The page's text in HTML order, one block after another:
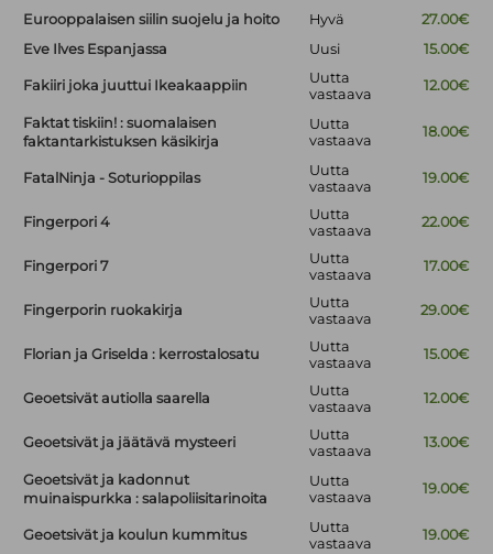
Eurooppalaisen siilin suojelu ja hoito Hyvä
27.00€
Eve Ilves Espanjassa
Uusi 15.00€
Fakiiri joka juuttui Ikeakaappiin
Uutta
vastaava
12.00€
Faktat tiskiin! : suomalaisen
faktantarkistuksen käsikirja
Uutta
vastaava
18.00€
FatalNinja - Soturioppilas
Uutta
vastaava
19.00€
Fingerpori 4
Uutta
vastaava
22.00€
Fingerpori 7
Uutta
vastaava
17.00€
Fingerporin ruokakirja
Uutta
vastaava
29.00€
Florian ja Griselda : kerrostalosatu
Uutta
vastaava
15.00€
Geoetsivät autiolla saarella
Uutta
vastaava
12.00€
Geoetsivät ja jäätävä mysteeri
Uutta
vastaava
13.00€
Geoetsivät ja kadonnut
muinaispurkka : salapoliisitarinoita
Uutta
vastaava
19.00€
Geoetsivät ja koulun kummitus
Uutta
vastaava
19.00€